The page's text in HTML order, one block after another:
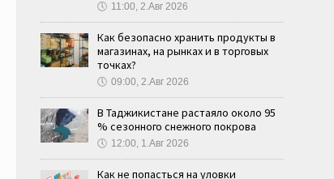
🕔 11:00, 2.Авг 2026
Как безопасно хранить продукты в
магазинах, на рынках и в торговых
точках?
🕔 09:00, 2.Авг 2026
В Таджикистане растаяло около 95
% сезонного снежного покрова
🕔 12:00, 1.Авг 2026
Как не попасться на уловки